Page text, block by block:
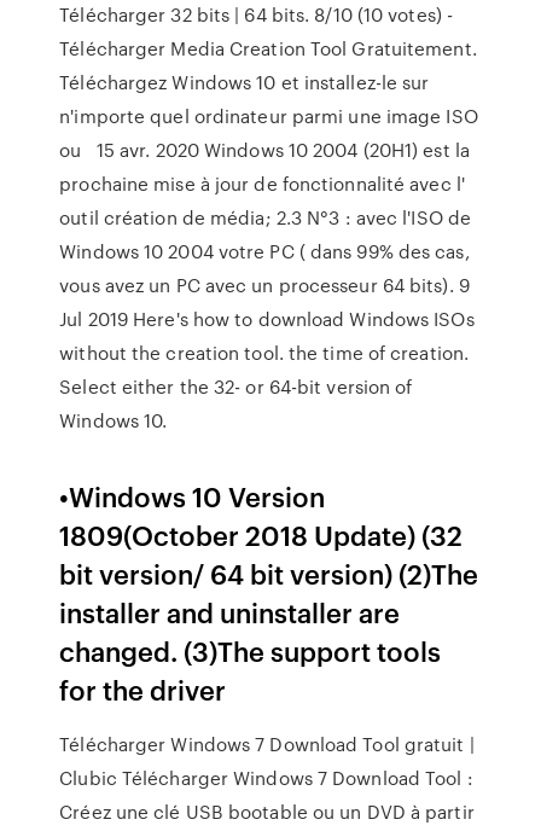
Télécharger 32 bits | 64 bits. 8/10 (10 votes) -
Télécharger Media Creation Tool Gratuitement.
Téléchargez Windows 10 et installez-le sur
n'importe quel ordinateur parmi une image ISO
ou 15 avr. 2020 Windows 10 2004 (20H1) est la
prochaine mise à jour de fonctionnalité avec l'
outil création de média; 2.3 N°3 : avec l'ISO de
Windows 10 2004 votre PC ( dans 99% des cas,
vous avez un PC avec un processeur 64 bits). 9
Jul 2019 Here's how to download Windows ISOs
without the creation tool. the time of creation.
Select either the 32- or 64-bit version of
Windows 10.
•Windows 10 Version
1809(October 2018 Update) (32
bit version/ 64 bit version) (2)The
installer and uninstaller are
changed. (3)The support tools
for the driver
Télécharger Windows 7 Download Tool gratuit |
Clubic Télécharger Windows 7 Download Tool :
Créez une clé USB bootable ou un DVD à partir